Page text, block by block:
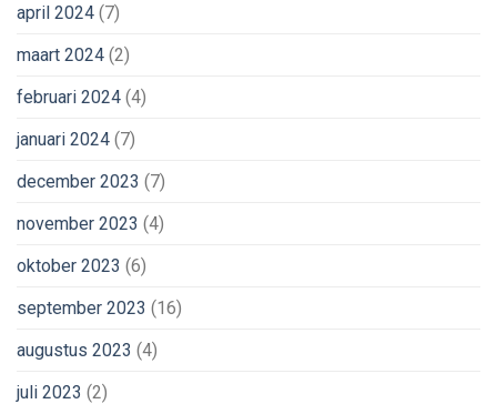
april 2024 (7)
maart 2024 (2)
februari 2024 (4)
januari 2024 (7)
december 2023 (7)
november 2023 (4)
oktober 2023 (6)
september 2023 (16)
augustus 2023 (4)
juli 2023 (2)